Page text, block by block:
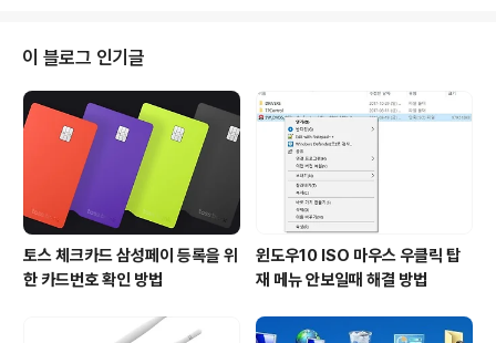
이 넘게 걸립니다. CD를 어찌나 늦게 읽어 들이는지... 예
전엔 안그랬는데... ㅜ.ㅜ SONY VAIO PCG-TR2L 의 사
양입니다. 이 사양에서 램만 1기가로 업그레이드 했습니다.
이 노트북을 쓰면서 좀 불편한점을 말씀드리겠습니다. 첫
째 오른쪽 Shift 키가 너무 작다는 것입니다. 그래서 오타가
이 블로그 인기글
토스 체크카드 삼성페이 등록을 위
한 카드번호 확인 방법
윈도우10 ISO 마우스 우클릭 탑
재 메뉴 안보일때 해결 방법